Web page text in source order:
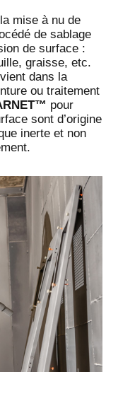
mise à nu de
de sablage
de surface :
graisse, etc.
dans la
ou traitement
pour
sont d’origine
inerte et non